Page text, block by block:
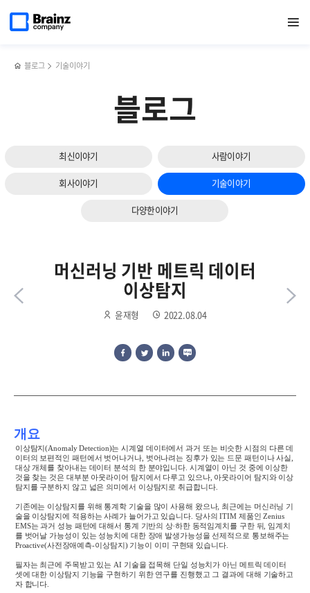
열기
페이지로
블로그 기술이야기
블로그
최신이야기 사람이야기
회사이야기 기술이야기
다양한이야기
기반
머신러닝 기반 메트릭 데이터
이상탐지
윤재형 2022.08.04
바라보는
개요
이상탐지(Anomaly Detection)는 시계열 데이터에서 과거 또는 비슷한 시점의 다른 데
이터의 보편적인 패턴에서 벗어나거나, 벗어나려는 징후가 있는 드문 패턴이나 사실
대상 개체를 찾아내는 데이터 분석의 한 분야입니다. 시계열이 아닌 것 중에 이상한
것을 찾는 것은 대부분 아웃라이어 탐지에서 다루고 있으나, 아웃라이어 탐지와 이상
탐지를 구분하지 않고 넓은 의미에서 이상탐지로 취급합니다.
기존에는 이상탐지를 위해 통계학 기술을 많이 사용해 왔으나, 최근에는 머신러닝 기
술을 이상탐지에 적용하는 사례가 늘어가고 있습니다. 당사의ITIM 제품인Zenius
EMS는 과거 성능 패턴에 대해서 통계 기반의 상∙하한 동적임계치를 구한 뒤
임계치
를 벗어날 가능성이 있는 성능치에 대한 장애 발생가능성을 선제적으로 통보해주는
Proactive(사전장애예측-이상탐지 ) 기능이 이미 구현돼 있습니다.
필자는 최근에 주목받고 있는 AI 기술을 접목해 단일 성능치가 아닌 메트릭 데이터
셋에 대한 이상탐지 기능을 구현하기 위한 연구를 진행했고 그 결과에 대해 기술하고
자 합니다
다음
슬라이드